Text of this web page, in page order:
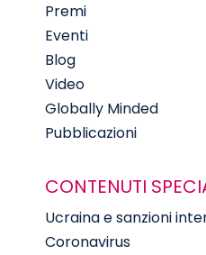
Premi
Eventi
Blog
Video
Globally Minded
Pubblicazioni
CONTENUTI
Ucraina e sanzioni
Coronavirus